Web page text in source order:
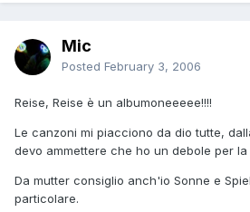
Mic
Posted February 3, 2006
Reise, Reise è un albumoneeeee!!!!
Le canzoni mi piacciono da dio tutte,
devo ammettere che ho un debole per la
Da mutter consiglio anch'io Sonne e
particolare.